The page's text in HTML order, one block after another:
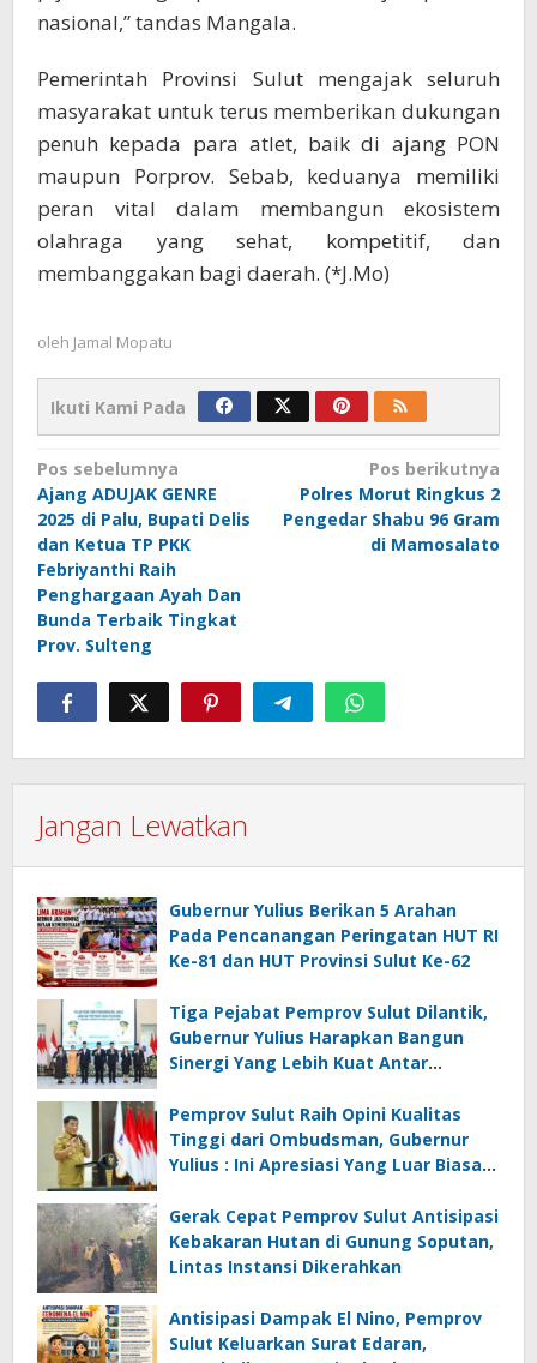
nasional,” tandas Mangala.
Pemerintah Provinsi Sulut mengajak seluruh
masyarakat untuk terus memberikan dukungan
penuh kepada para atlet, baik di ajang PON
maupun Porprov. Sebab, keduanya memiliki
peran vital dalam membangun ekosistem
olahraga yang sehat, kompetitif, dan
membanggakan bagi daerah. (*J.Mo)
oleh Jamal Mopatu
Ikuti Kami Pada
Navigasi
pos
Pos sebelumnya
Ajang ADUJAK GENRE
2025 di Palu, Bupati Delis
dan Ketua TP PKK
Febriyanthi Raih
Penghargaan Ayah Dan
Bunda Terbaik Tingkat
Prov. Sulteng
Pos berikutnya
Polres Morut Ringkus 2
Pengedar Shabu 96 Gram
di Mamosalato
Jangan Lewatkan
Gubernur Yulius Berikan 5 Arahan
Pada Pencanangan Peringatan HUT RI
Ke-81 dan HUT Provinsi Sulut Ke-62
Tiga Pejabat Pemprov Sulut Dilantik,
Gubernur Yulius Harapkan Bangun
Sinergi Yang Lebih Kuat Antar
Pemprov Sulut Raih Opini Kualitas
Tinggi dari Ombudsman, Gubernur
Yulius : Ini Apresiasi Yang Luar Biasa,
Gerak Cepat Pemprov Sulut Antisipasi
Kebakaran Hutan di Gunung Soputan,
Lintas Instansi Dikerahkan
Antisipasi Dampak El Nino, Pemprov
Sulut Keluarkan Surat Edaran,